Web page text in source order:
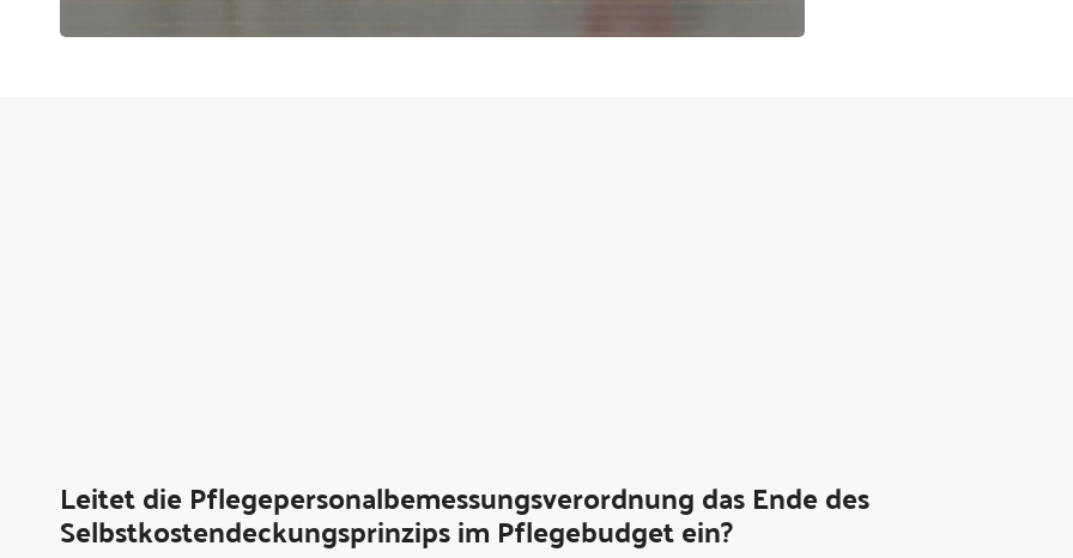
Leitet die Pflegepersonalbemessungsverordnung das Ende des
Selbstkostendeckungsprinzips im Pflegebudget ein?